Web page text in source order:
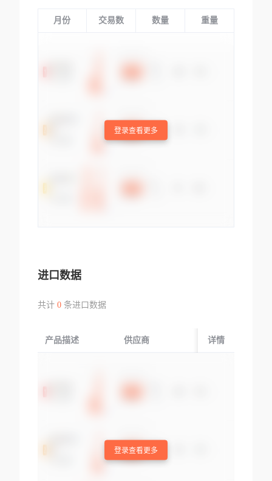
月份 交易数 数量 重量
登录查看更多
进口数据
共计 0条进口数据
产品描述 供应商 起运国/地区
详情
登录查看更多